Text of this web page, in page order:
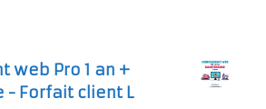
web Pro 1 an +
- Forfait client L